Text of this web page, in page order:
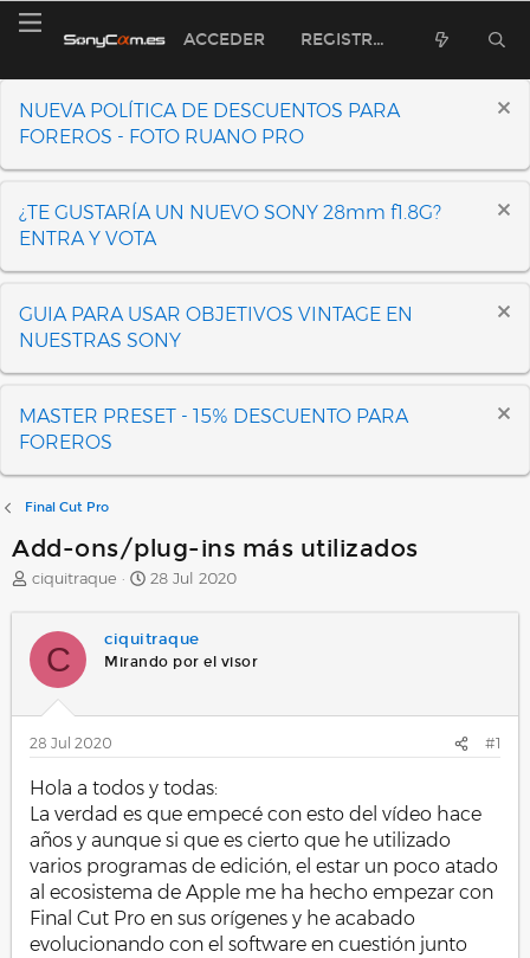
ACCEDER REGISTRARSE
NUEVA POLÍTICA DE DESCUENTOS PARA
FOREROS - FOTO RUANO PRO
¿TE GUSTARÍA UN NUEVO SONY 28mm f1.8G?
ENTRA Y VOTA
GUIA PARA USAR OBJETIVOS VINTAGE EN
NUESTRAS SONY
MASTER PRESET - 15% DESCUENTO PARA
FOREROS
Final Cut Pro
Add-ons/plug-ins más utilizados
A
o
ciquitraque
F
h
a
c
i
o
28 Jul 2020
C
ciquitraque
Mirando por el visor
28 Jul 2020 #1
Hola a todos y todas:
La verdad es que empecé con esto del vídeo hace
años y aunque si que es cierto que he utilizado
varios programas de edición, el estar un poco atado
al ecosistema de Apple me ha hecho empezar con
Final Cut Pro en sus orígenes y he acabado
evolucionando con el software en cuestión junto